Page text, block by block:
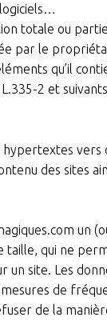
totale ou
par le
qu’il
2 et
des sites
un
qui ne
site. Les
de
de la